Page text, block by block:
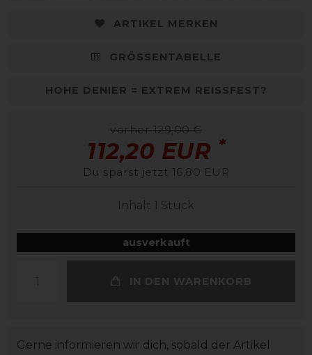
ARTIKEL MERKEN
GRÖSSENTABELLE
HOHE DENIER = EXTREM REISSFEST?
vorher 129,00 €
112,20 EUR *
Du sparst jetzt 16,80 EUR
Inhalt 1 Stück
ausverkauft
IN DEN WARENKORB
Gerne informieren wir dich, sobald der Artikel